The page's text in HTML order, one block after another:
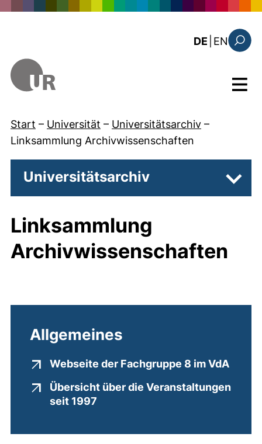
DE EN: the
Menü
Start – Universität – Universitätsarchiv –
Linksammlung Archivwissenschaften
Universitätsarchiv
Linksammlung
Archivwissenschaften
Allgemeines
Webseite der Fachgruppe 8 im VdA
Übersicht über die Veranstaltungen
seit 1997